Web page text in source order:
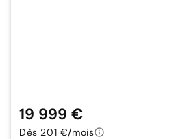
19 999 €
Dès 201 €/mois